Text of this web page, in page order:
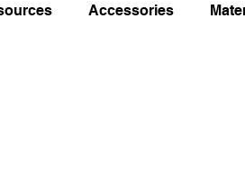
Accessories